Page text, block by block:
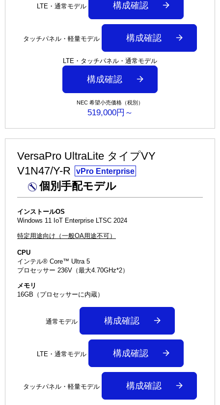
LTE・通常モデル 構成確認
タッチパネル・軽量モデル 構成確認
構成確認
NEC 希望小売価格（税別）
519,000円～
VersaPro UltraLite タイプVY
V1N47/Y-R
vPro Enterprise
個別手配モデル
インストールOS
Windows 11 IoT Enterprise LTSC 2024
特定用途向け（一般OA用途不可）
CPU
インテル® Core™ Ultra 5
プロセッサー 236V（最大4.70GHz*2）
メモリ
16GB（プロセッサーに内蔵）
通常モデル 構成確認
LTE・通常モデル 構成確認
タッチパネル・軽量モデル 構成確認